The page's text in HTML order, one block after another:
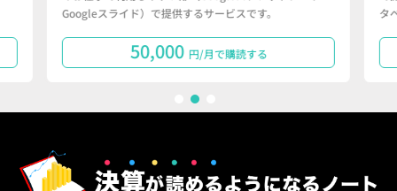
Googleスライド）で提供するサービスです。
50,000 円/月で購読する
タ